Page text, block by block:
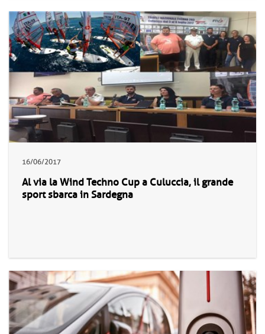
16/06/2017
Al via la Wind Techno Cup a Culuccia, il grande
sport sbarca in Sardegna